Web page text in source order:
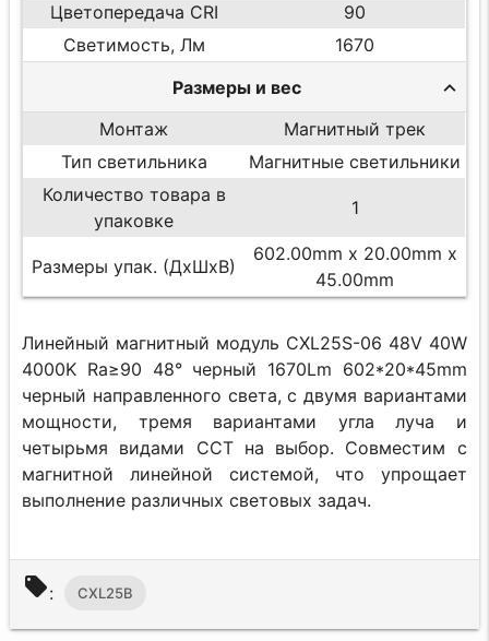
Цветопередача CRI
90
Светимость, Лм
1670
Размеры и вес
Монтаж
Магнитный трек
Тип светильника
Магнитные светильники
Количество товара в
упаковке
1
Размеры упак. (ДхШхВ)
602.00mm x 20.00mm x
45.00mm
Линейный магнитный модуль CXL25S-06 48V 40W
4000K Ra≥90 48° черный 1670Lm 602*20*45mm
черный направленного света, с двумя вариантами
мощности, тремя вариантами угла луча и
четырьмя видами CCT на выбор. Совместим с
магнитной линейной системой, что упрощает
выполнение различных световых задач.
local_offer: CXL25B